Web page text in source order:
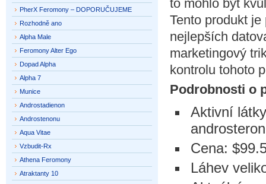
to mohlo být
Tento produkt
nejlepších
marketingový
kontrolu tohoto
Podrobnosti o
Aktivní
Cena:
Láhev
PherX Feromony – DOPORUČUJEME
Rozhodně ano
Alpha Male
Feromony Alter Ego
Dopad Alpha
Alpha 7
Munice
Androstadienon
Androstenonu
Aqua Vitae
Vzbudit-Rx
Athena Feromony
Atraktanty 10